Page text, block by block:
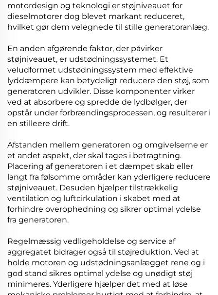
motordesign og teknologi er støjniveauet for
dieselmotorer dog blevet markant reduceret,
hvilket gør dem velegnede til stille generatoranlæg.
En anden afgørende faktor, der påvirker
støjniveauet, er udstødningssystemet. Et
veludformet udstødningssystem med effektive
lyddæmpere kan betydeligt reducere den støj, som
generatoren udvikler. Disse komponenter virker
ved at absorbere og spredde de lydbølger, der
opstår under forbrændingsprocessen, og resulterer i
en stilleere drift.
Afstanden mellem generatoren og omgivelserne er
et andet aspekt, der skal tages i betragtning.
Placering af generatoren i et dæmpet skab eller
langt fra følsomme områder kan yderligere reducere
støjniveauet. Desuden hjælper tilstrækkelig
ventilation og luftcirkulation i skabet med at
forhindre overophedning og sikrer optimal ydelse
fra generatoren.
Regelmæssig vedligeholdelse og service af
aggregatet bidrager også til støjreduktion. Ved at
holde motoren og udstødningsanlægget rene og i
god stand sikres optimal ydelse og unødigt støj
minimeres. Yderligere hjælper det med at løse